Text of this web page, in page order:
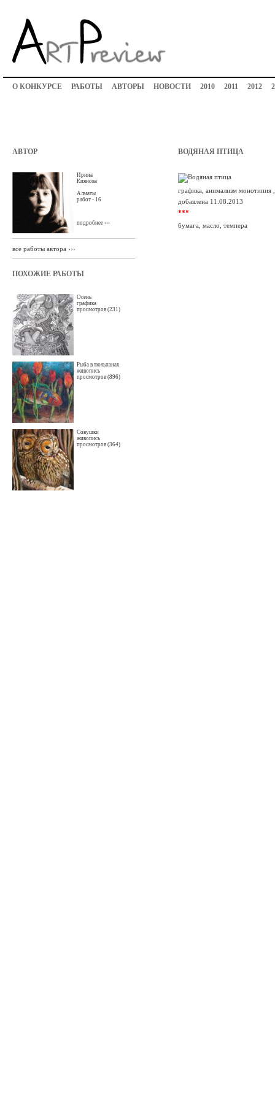
О КОНКУРСЕ РАБОТЫ АВТОРЫ НОВОСТИ 2010 2011 2012
АВТОР
Ирина
Киянова
Алматы
работ - 16
подробнее ›››
все работы автора ›››
ПОХОЖИЕ РАБОТЫ
Осень
графика
просмотров (231)
Рыба в тюльпанах
живопись
просмотров (896)
Совушки
живопись
просмотров (364)
ВОДЯНАЯ ПТИЦА
графика, анимализм монотипия
добавлена 11.08.2013
***
бумага, масло, темпера